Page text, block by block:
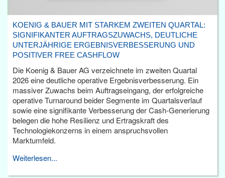
KOENIG & BAUER MIT STARKEM ZWEITEN QUARTAL:
SIGNIFIKANTER AUFTRAGSZUWACHS, DEUTLICHE
UNTERJÄHRIGE ERGEBNISVERBESSERUNG UND
POSITIVER FREE CASHFLOW
Die Koenig & Bauer AG verzeichnete im zweiten Quartal
2026 eine deutliche operative Ergebnisverbesserung. Ein
massiver Zuwachs beim Auftragseingang, der erfolgreiche
operative Turnaround beider Segmente im Quartalsverlauf
sowie eine signifikante Verbesserung der Cash-Generierung
belegen die hohe Resilienz und Ertragskraft des
Technologiekonzerns in einem anspruchsvollen
Marktumfeld.
Weiterlesen...